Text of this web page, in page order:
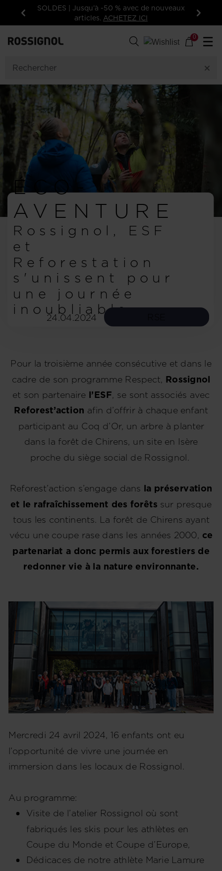
Précédent
50 % avec de nouveaux
ACHETEZ ICI
Inscrivez-vous à la newsletter: -
votre première
0 ☰
ÉCO-
AVENTURE
Rossignol, ESF
et
Reforestation
s'unissent pour
une journée
inoubliable
24.04.2024
Pour la troisième année consécutive et dans le
cadre de son programme Respect, Rossignol
et son partenaire l’ESF, se sont associés avec
Reforest’action afin d’offrir à chaque enfant
participant au Coq d’Or, un arbre à planter
dans la forêt de Chirens, un site en Isère
proche du siège social de Rossignol.
Reforest’action s’engage dans la préservation
et le rafraîchissement des forêts sur presque
tous les continents. La forêt de Chirens ayant
vécu une coupe rase dans les années 2000, ce
partenariat a donc permis aux forestiers de
redonner vie à la nature environnante.
Mercredi 24 avril 2024, 16 enfants ont eu
l’opportunité de vivre une journée en
immersion dans les locaux de Rossignol.
Au programme:
Visite de l’atelier Rossignol où sont
fabriqués les skis pour les athlètes en
Coupe du Monde et Coupe d’Europe,
Dédicaces de notre athlète Marie Lamure